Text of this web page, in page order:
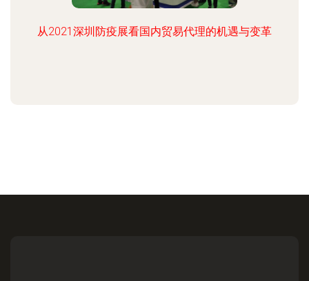
从2021深圳防疫展看国内贸易代理的机遇与变革